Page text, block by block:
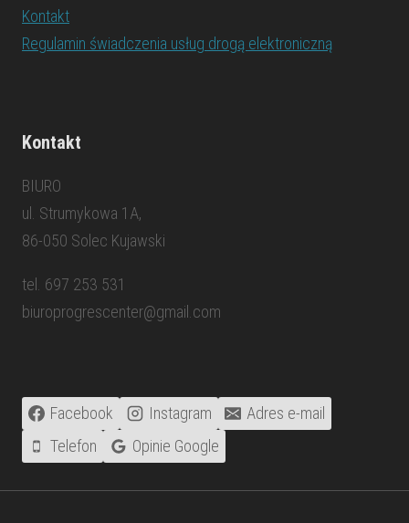
Kontakt
Regulamin świadczenia usług drogą elektroniczną
Kontakt
BIURO
ul. Strumykowa 1A,
86-050 Solec Kujawski
tel. 697 253 531
biuroprogrescenter@gmail.com
Facebook Instagram
Adres e-mail
Telefon
Opinie Google